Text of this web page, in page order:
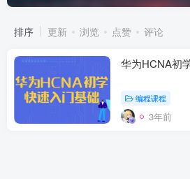
排序 更新 浏览 点赞 评论
华为HCNA初
编程课程
3年前